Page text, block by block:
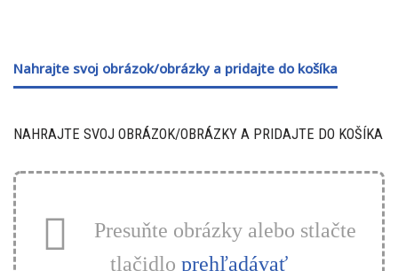
Nahrajte svoj obrázok/obrázky a pridajte do košíka
NAHRAJTE SVOJ OBRÁZOK/OBRÁZKY A PRIDAJTE DO KOŠÍKA
Presuňte obrázky alebo stlačte
tlačidlo prehľadávať